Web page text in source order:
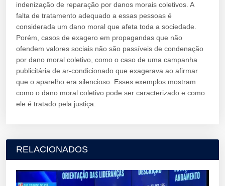
indenização de reparação por danos morais coletivos. A
falta de tratamento adequado a essas pessoas é
considerada um dano moral que afeta toda a sociedade.
Porém, casos de exagero em propagandas que não
ofendem valores sociais não são passíveis de condenação
por dano moral coletivo, como o caso de uma campanha
publicitária de ar-condicionado que exagerava ao afirmar
que o aparelho era silencioso. Esses exemplos mostram
como o dano moral coletivo pode ser caracterizado e como
ele é tratado pela justiça.
RELACIONADOS